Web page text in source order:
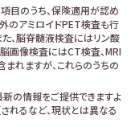
目のうち、保険適用が認め
のアミロイドPET検査も行
た、脳脊髄液検査にはリン酸
画像検査にはCT検査、MRI
れますが、これらのうちの
の情報をご提供できますよ
れるなど、現状とは異なる